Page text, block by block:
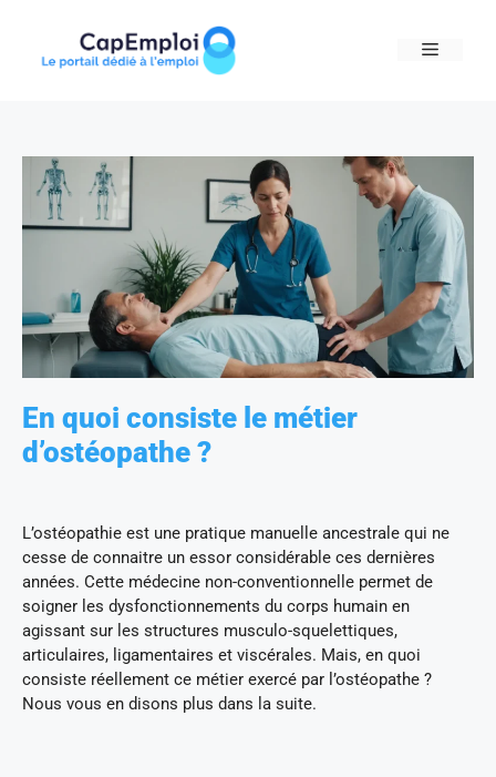
content
MENU
En quoi consiste le métier
d’ostéopathe ?
L’ostéopathie est une pratique manuelle ancestrale qui ne
cesse de connaitre un essor considérable ces dernières
années. Cette médecine non-conventionnelle permet de
soigner les dysfonctionnements du corps humain en
agissant sur les structures musculo-squelettiques,
articulaires, ligamentaires et viscérales. Mais, en quoi
consiste réellement ce métier exercé par l’ostéopathe ?
Nous vous en disons plus dans la suite.